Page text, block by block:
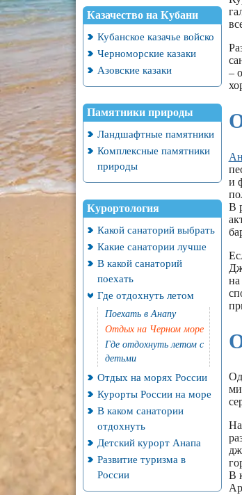
Казачество на Кубани
Кубанское казачье войско
Черноморские казаки
Азовские казаки
Памятники природы
Ландшафтные памятники
Комплексные памятники
природы
Курортология
Какой санаторий выбрать
Какие санатории лучше
В какой санаторий
поехать
Где отдохнуть летом
Поехать в Анапу
Отдых на Черном море
Где отдохнуть летом с
детьми
Отдых на морях России
Курорты России на море
В каком санатории
отдохнуть
Детский курорт Анапа
Развитие туризма в
России
–
и
В
на
В